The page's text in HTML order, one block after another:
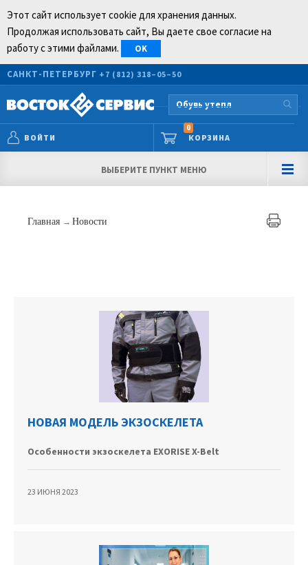
Этот сайт использует cookie для хранения данных.
Продолжая использовать сайт, Вы даете свое согласие на
работу с этими файлами.
OK
САНКТ-ПЕТЕРБУРГ +7 (812) 318–05–50
ВОЙТИ КОРЗИНА
0
ВЫБЕРИТЕ ПУНКТ МЕНЮ
Главная → Новости
НОВАЯ МОДЕЛЬ ЭКЗОСКЕЛЕТА
Особенности экзоскелета EXORISE X-Belt
23 ИЮНЯ 2023